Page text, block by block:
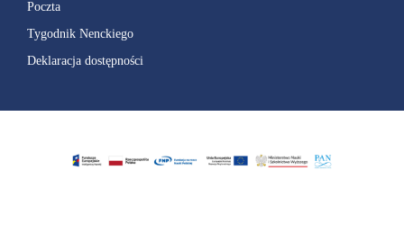
Poczta
Tygodnik Nenckiego
Deklaracja dostępności